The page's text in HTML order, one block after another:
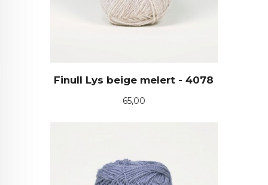
Finull Lys beige melert - 4078
Pris
65,00